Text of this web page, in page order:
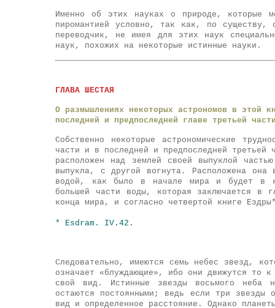
Именно об этих науках о природе, которые
пиромантией условно, так как, по
переводчик, не имея для этих наук
наук, похожих на некоторые истинные науки.
ГЛАВА ШЕСТАЯ
О размышлениях некоторых астрономов в этой
последней и предпоследней главе третьей
Собственно некоторые астрономические
части и в последней и предпоследней
расположен над землей своей выпуклой
выпукла, с другой вогнута. Расположена
водой, как было в начале мира и будет в
большей части воды, которая заключается в
конца мира, и согласно четвертой книге
* Esdram. IV.42.
Следовательно, имеются семь небес звезд,
означает «блуждающие», ибо они движутся то
свой вид. Истинные звезды восьмого неба
остаются постоянными; ведь если три звезды
вид и определенное расстояние. Однако